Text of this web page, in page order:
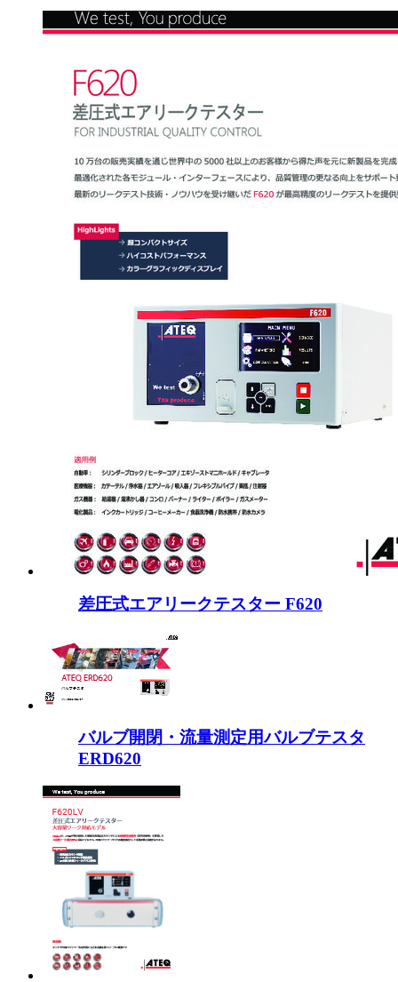
差圧式エアリークテスター F620
バルブ開閉・流量測定用バルブテスタ
ERD620